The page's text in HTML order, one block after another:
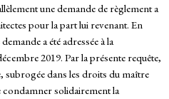
une demande de règlement a
pour la part lui revenant. En
a été adressée à la
2019. Par la présente requête,
subrogée dans les droits du maître
solidairement la